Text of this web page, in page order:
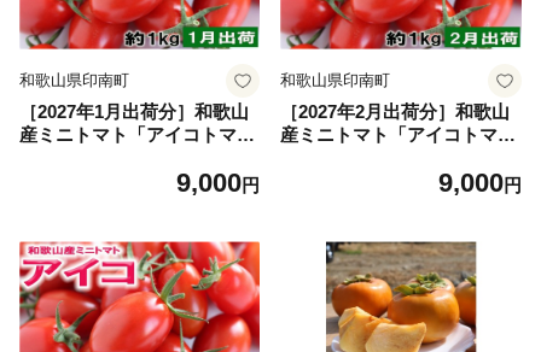
和歌山県印南町
［2027年1月出荷分］和歌山
産ミニトマト「アイコトマ
9,000円
和歌山県印南町
［2027年2月出荷分］和歌山
産ミニトマト「アイコトマ
9,000円